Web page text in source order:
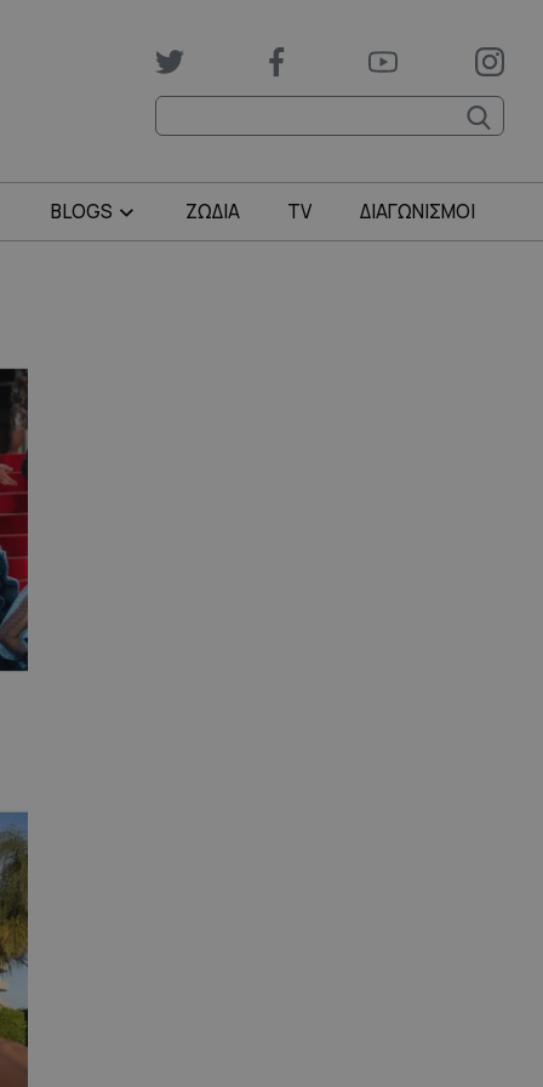
BLOGS ΖΩΔΙΑ TV ΔΙΑΓΩΝΙΣΜΟΙ